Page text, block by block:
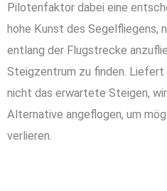
Pilotenfaktor dabei eine
hohe Kunst des Segelfliegens,
entlang der Flugstrecke
Steigzentrum zu finden.
nicht das erwartete Steigen,
Alternative angeflogen, um
verlieren.